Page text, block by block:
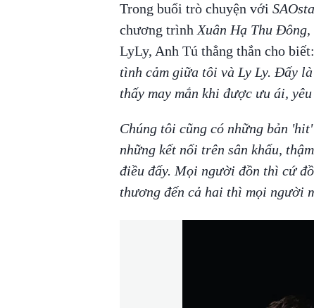
Trong buổi trò chuyện với
chương trình Xuân Hạ Thu
LyLy, Anh Tú thẳng thắn cho biết:
tình cảm giữa tôi và Ly Ly. Đấy
thấy may mắn khi được ưu ái,
Chúng tôi cũng có những bản
những kết nối trên sân khấu,
điều đấy. Mọi người đồn thì cứ
thương đến cả hai thì mọi người